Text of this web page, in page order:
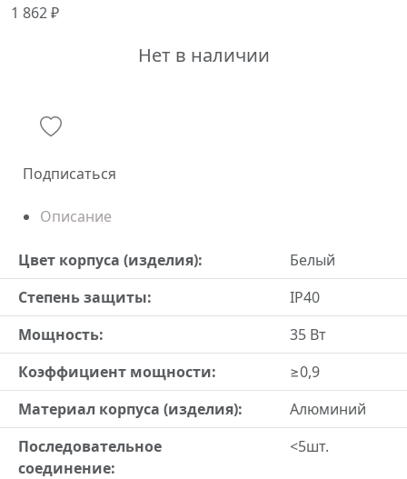
1 862 ₽
Нет в наличии
Подписаться
Описание
Цвет корпуса (изделия):
Белый
Степень защиты:
IP40
Мощность:
35 Вт
Коэффициент мощности:
≥0,9
Материал корпуса (изделия):
Алюминий
Последовательное
соединение:
<5шт.